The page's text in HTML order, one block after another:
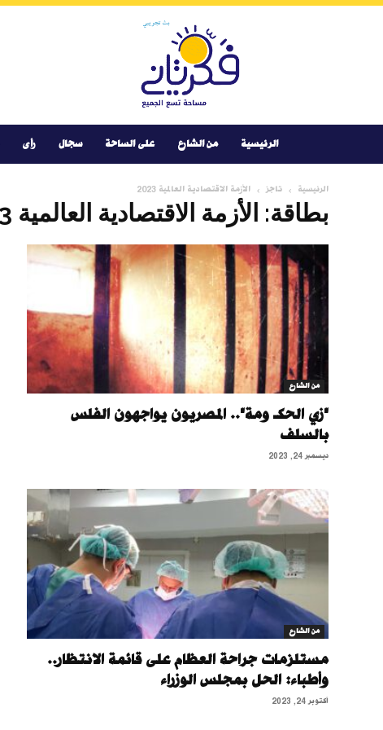
الرئيسية من الشارع على الساحة سجال رأى
الرئيسية تاجز الأزمة الاقتصادية العالمية 2023
بطاقة: الأزمة الاقتصادية العالمية 2023
من الشارع
"زي الحكـ ومة".. المصريون يواجهون الفلس
بالسلف
ديسمبر 24, 2023
من الشارع
مستلزمات جراحة العظام على قائمة الانتظار..
وأطباء: الحل بمجلس الوزراء
أكتوبر 24, 2023